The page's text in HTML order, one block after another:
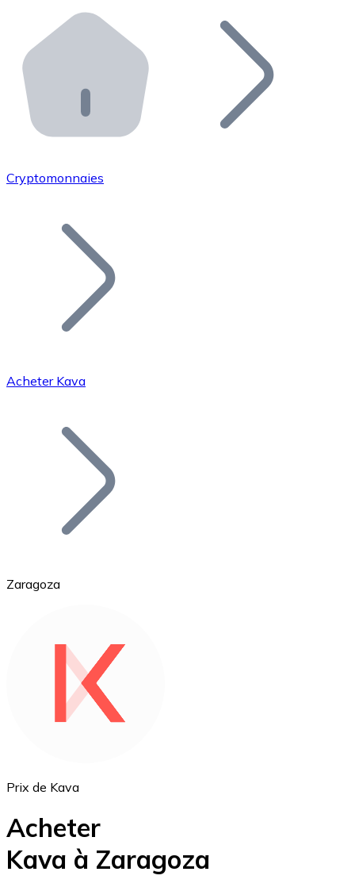
Distributeurs automatiques Bitnovo
Intégrez un ATM Bitnovo dans votre entreprise et
API Bitnovo
Intégrez notre API dans votre écosystème.
Rejoignez notre réseau de distributeurs et
Ajoutez le token de votre projet à notre service
Bitcoin
Ethereum
Cryptomonnaies
Acheter Kava
Zaragoza
Prix de Kava
Acheter
Kava à Zaragoza